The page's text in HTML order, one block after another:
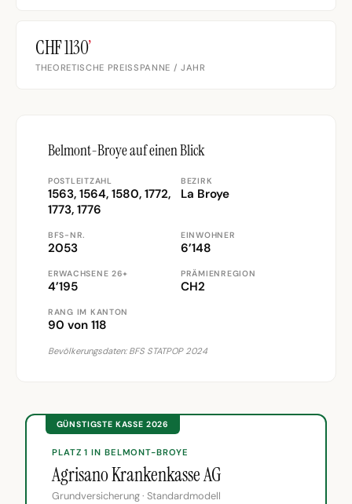
CHF 1130’
THEORETISCHE PREISSPANNE / JAHR
Belmont-Broye auf einen Blick
POSTLEITZAHL
1563, 1564, 1580, 1772,
1773, 1776
BEZIRK
La Broye
BFS-NR.
2053
EINWOHNER
6’148
ERWACHSENE 26+
4’195
PRÄMIENREGION
CH2
RANG IM KANTON
90 von 118
Bevölkerungsdaten: BFS STATPOP 2024
GÜNSTIGSTE KASSE 2026
PLATZ 1 IN BELMONT-BROYE
Agrisano Krankenkasse AG
Grundversicherung · Standardmodell